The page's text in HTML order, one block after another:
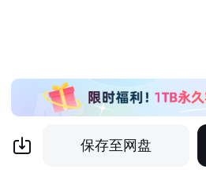
保存至网盘